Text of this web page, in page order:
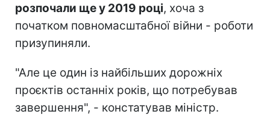
розпочали ще у 2019 році, хоча з
початком повномасштабної війни - роботи
призупиняли.
"Але це один із найбільших дорожніх
проєктів останніх років, що потребував
завершення", - констатував міністр.